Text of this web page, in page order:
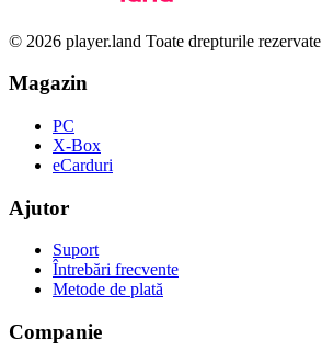
© 2026 player.land Toate drepturile rezervate
Magazin
PC
X-Box
eCarduri
Ajutor
Suport
Întrebări frecvente
Metode de plată
Companie